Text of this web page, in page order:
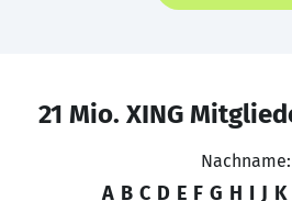
21 Mio. XING
Nachname:
A B C D E F G H I J K